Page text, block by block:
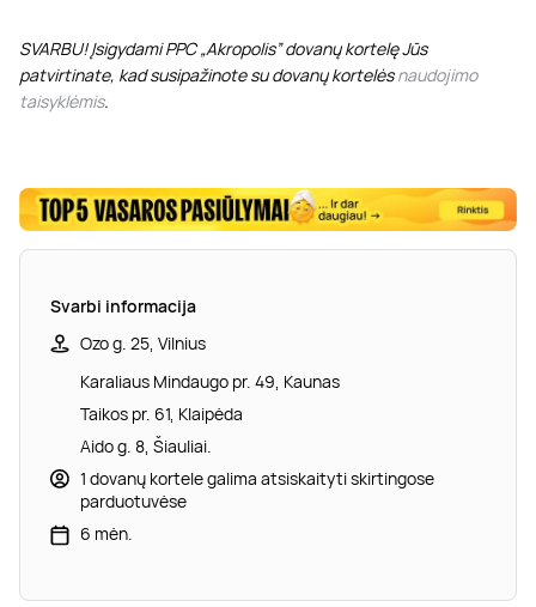
SVARBU! Įsigydami PPC „Akropolis” dovanų kortelę Jūs
patvirtinate, kad susipažinote su dovanų kortelėsnaudojimo
taisyklėmis.
Svarbi informacija
Ozo g. 25, Vilnius
Karaliaus Mindaugo pr. 49, Kaunas
Taikos pr. 61, Klaipėda
Aido g. 8, Šiauliai.
1 dovanų kortele galima atsiskaityti skirtingose
parduotuvėse
6 mėn.